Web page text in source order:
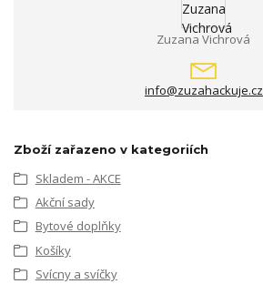
Zuzana Vichrová
info@zuzahackuje.cz
Zboží zařazeno v kategoriích
Skladem - AKCE
Akční sady
Bytové doplňky
Košíky
Svícny a svíčky